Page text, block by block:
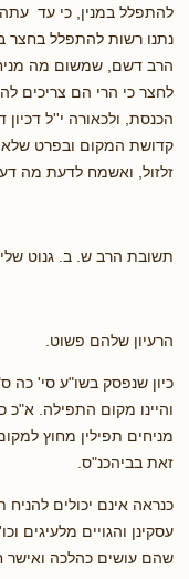
להתפלל במנין, כי עד
נתנו רשות להתפלל בחצר
הרב דשם, שמשום מה
לחצר כי הרי הם צריכים
הכנסת, ולכאורה י''ל
קדושת המקום ובפרט שלא
זלזול, ואשמח לדעת מה
תשובת הרב ש. ב. גנוט
הרעיון שלהם פשוט.
כיון שנפסק בשו"ע סי' כה
והיינו מקום התפילה.
מניחים תפילין מחוץ
זאת בביהכנ"ס.
כנראה אינם יכולים להניח
עסקינן והגויים מלעיגים
שהם עושים כהלכה ואישר